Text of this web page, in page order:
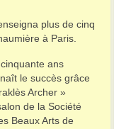
plus de cinq
à Paris.
ans
le succès grâce
Archer »
de la Société
Beaux Arts de